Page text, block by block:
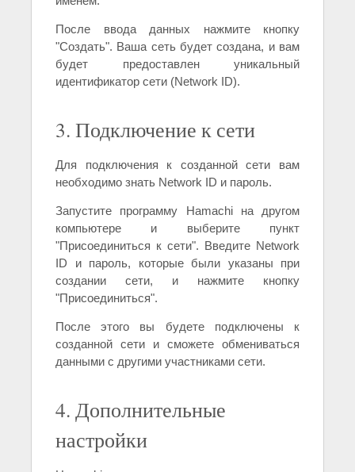
После ввода данных нажмите кнопку
"Создать". Ваша сеть будет создана, и вам
будет предоставлен уникальный
идентификатор сети (Network ID).
3. Подключение к сети
Для подключения к созданной сети вам
необходимо знать Network ID и пароль.
Запустите программу Hamachi на другом
компьютере и выберите пункт
"Присоединиться к сети". Введите Network
ID и пароль, которые были указаны при
создании сети, и нажмите кнопку
"Присоединиться".
После этого вы будете подключены к
созданной сети и сможете обмениваться
данными с другими участниками сети.
4. Дополнительные
настройки